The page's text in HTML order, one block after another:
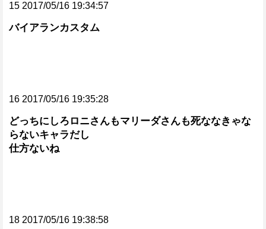
15 2017/05/16 19:34:57
バイアランカスタム
16 2017/05/16 19:35:28
どっちにしろロニさんもマリーダさんも死ななきゃな
らないキャラだし
仕方ないね
18 2017/05/16 19:38:58